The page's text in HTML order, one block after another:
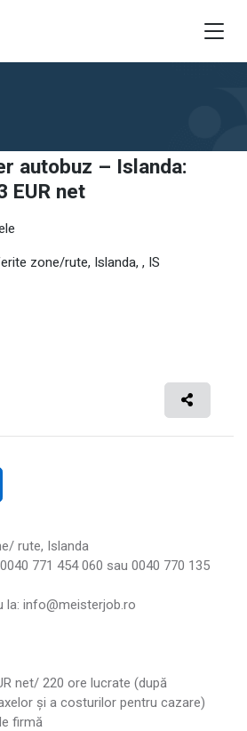
autobuz – Islanda:
EUR net
zone/rute, Islanda, , IS
rute, Islanda
771 454 060 sau 0040 770 135
la: info@meisterjob.ro
net/ 220 ore lucrate (după
și a costurilor pentru cazare)
firmă